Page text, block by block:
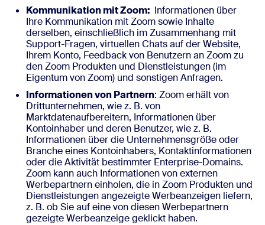
Kommunikation mit Zoom: Informationen über
Ihre Kommunikation mit Zoom sowie Inhalte
derselben, einschließlich im Zusammenhang mit
Support-Fragen, virtuellen Chats auf der Website,
Ihrem Konto, Feedback von Benutzern an Zoom zu
den Zoom Produkten und Dienstleistungen (im
Eigentum von Zoom) und sonstigen Anfragen.
Informationen von Partnern: Zoom erhält von
Drittunternehmen, wie z. B. von
Marktdatenaufbereitern, Informationen über
Kontoinhaber und deren Benutzer, wie z. B.
Informationen über die Unternehmensgröße oder
Branche eines Kontoinhabers, Kontaktinformationen
oder die Aktivität bestimmter Enterprise-Domains.
Zoom kann auch Informationen von externen
Werbepartnern einholen, die in Zoom Produkten und
Dienstleistungen angezeigte Werbeanzeigen liefern,
z. B. ob Sie auf eine von diesen Werbepartnern
gezeigte Werbeanzeige geklickt haben.